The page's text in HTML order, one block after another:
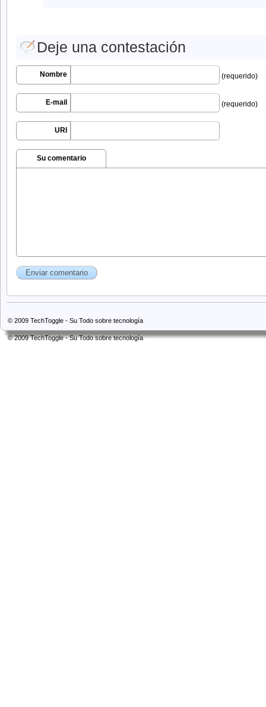
Deje una contestación
Nombre (requerido)
E-mail (requerido)
URI
Su comentario
© 2009 TechToggle - Su Todo sobre tecnología
© 2009TechToggle - Su Todo sobre tecnología